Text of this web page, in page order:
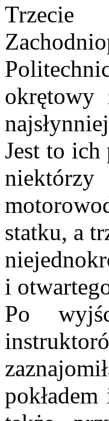
okrętowy
Jest to ich
niektórzy
statku, a
i
Po